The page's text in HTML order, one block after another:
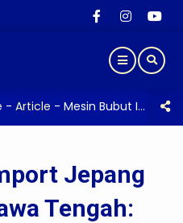
- Article - Mesin Bubut Import Jepang di Semarang Jawa Tengah: Panduan Edukatif untuk Bengkel dan Industri
Jepang
Tengah: